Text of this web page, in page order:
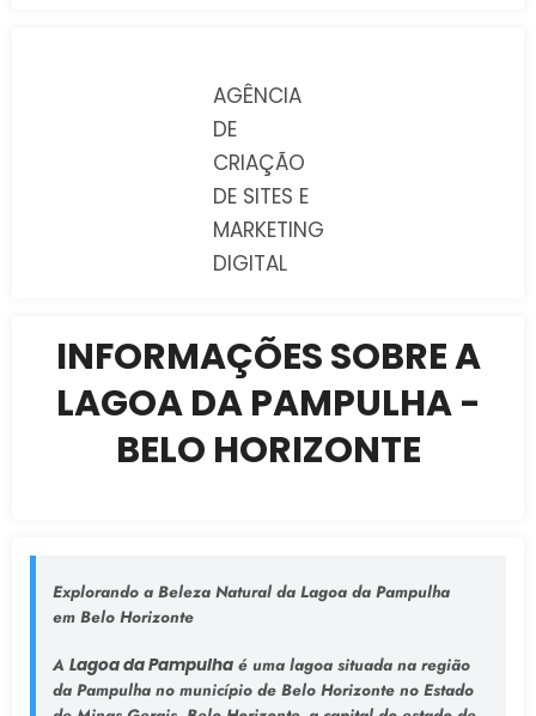
AGÊNCIA
DE
CRIAÇÃO
DE SITES E
MARKETING
DIGITAL
INFORMAÇÕES SOBRE A
LAGOA DA PAMPULHA -
BELO HORIZONTE
Explorando a Beleza Natural da Lagoa da Pampulha
em Belo Horizonte
A Lagoa da Pampulha é uma lagoa situada na região
da Pampulha no município de Belo Horizonte no Estado